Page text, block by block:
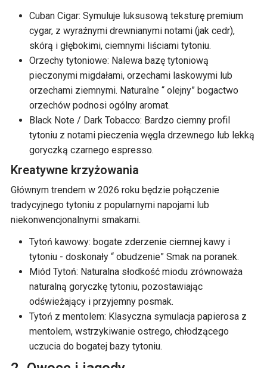
Cuban Cigar: Symuluje luksusową teksturę premium
cygar, z wyraźnymi drewnianymi notami (jak cedr),
skórą i głębokimi, ciemnymi liściami tytoniu.
Orzechy tytoniowe: Nalewa bazę tytoniową
pieczonymi migdałami, orzechami laskowymi lub
orzechami ziemnymi. Naturalne “ olejny” bogactwo
orzechów podnosi ogólny aromat.
Black Note / Dark Tobacco: Bardzo ciemny profil
tytoniu z notami pieczenia węgla drzewnego lub lekką
goryczką czarnego espresso.
Kreatywne krzyżowania
Głównym trendem w 2026 roku będzie połączenie
tradycyjnego tytoniu z popularnymi napojami lub
niekonwencjonalnymi smakami.
Tytoń kawowy: bogate zderzenie ciemnej kawy i
tytoniu - doskonały “ obudzenie” Smak na poranek.
Miód Tytoń: Naturalna słodkość miodu zrównoważa
naturalną goryczkę tytoniu, pozostawiając
odświeżający i przyjemny posmak.
Tytoń z mentolem: Klasyczna symulacja papierosa z
mentolem, wstrzykiwanie ostrego, chłodzącego
uczucia do bogatej bazy tytoniu.